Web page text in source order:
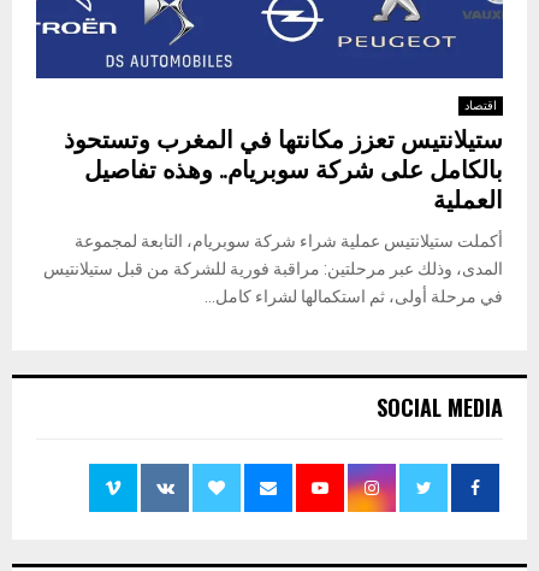
اقتصاد
ستيلانتيس تعزز مكانتها في المغرب وتستحوذ
بالكامل على شركة سوبريام.. وهذه تفاصيل
العملية
أكملت ستيلانتيس عملية شراء شركة سوبريام، التابعة لمجموعة
المدى، وذلك عبر مرحلتين: مراقبة فورية للشركة من قبل ستيلانتيس
في مرحلة أولى، ثم استكمالها لشراء كامل...
SOCIAL MEDIA